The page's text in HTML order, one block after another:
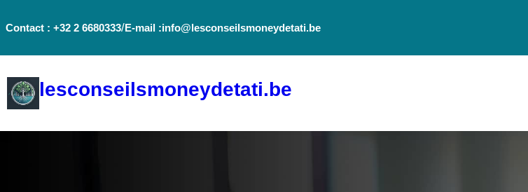
auContact : +32 2 6680333/E-mail :info@lesconseilsmoneydetati.be
lesconseilsmoneydetati.be